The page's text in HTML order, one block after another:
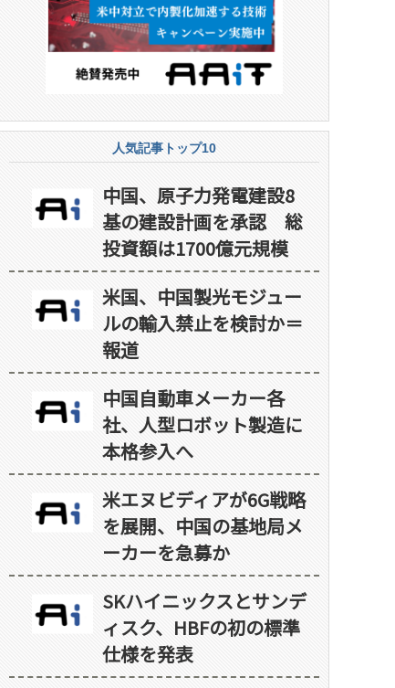
人気記事トップ10
中国、原子力発電建設8
基の建設計画を承認 総
投資額は1700億元規模
米国、中国製光モジュー
ルの輸入禁止を検討か＝
報道
中国自動車メーカー各
社、人型ロボット製造に
本格参入へ
米エヌビディアが6G戦略
を展開、中国の基地局メ
ーカーを急募か
SKハイニックスとサンデ
ィスク、HBFの初の標準
仕様を発表